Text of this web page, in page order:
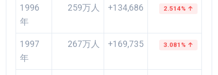
1996
年
259万人 +134,686 2.514% ↑
1997
年
267万人 +169,735 3.081% ↑